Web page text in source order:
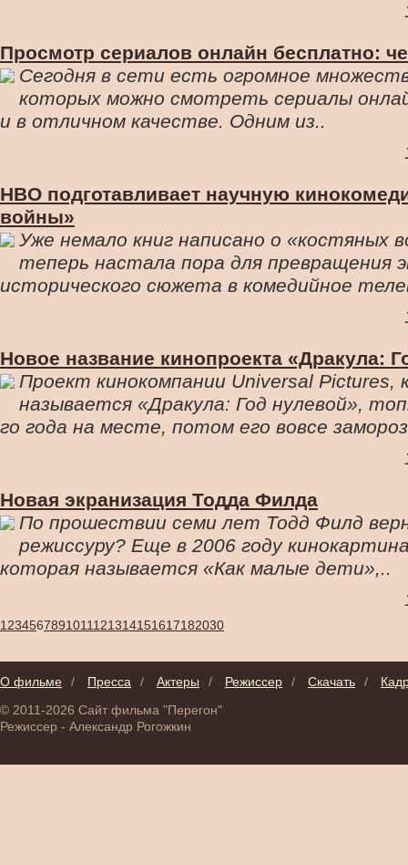
Просмотр сериалов онлайн бесплатно:
Сегодня в сети есть огромное
которых можно смотреть сериалы
и в отличном качестве. Одним из..
HBO подготавливает научную
войны»
Уже немало книг написано о «костяных
теперь настала пора для превращения
исторического сюжета в комедийное
Новое название кинопроекта «Дракула:
Проект кинокомпании Universal Pictures,
называется «Дракула: Год нулевой»,
го года на месте, потом его вовсе
Новая экранизация Тодда Филда
По прошествии семи лет Тодд Филд
режиссуру? Еще в 2006 году
которая называется «Как малые дети»,..
1 234567891011121314151617182030
О фильме / Пресса / Актеры / Режиссер / Скачать /
© 2011-2026 Сайт фильма "Перегон"
Режиссер - Александр Рогожкин